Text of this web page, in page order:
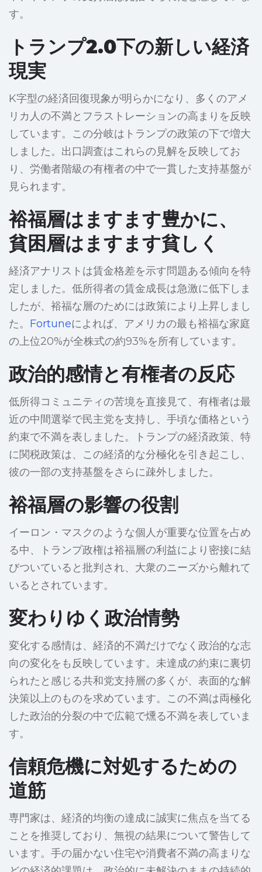
す。
トランプ2.0下の新しい経済
現実
K字型の経済回復現象が明らかになり、多くのアメ
リカ人の不満とフラストレーションの高まりを反映
しています。この分岐はトランプの政策の下で増大
しました。出口調査はこれらの見解を反映してお
り、労働者階級の有権者の中で一貫した支持基盤が
見られます。
裕福層はますます豊かに、
貧困層はますます貧しく
経済アナリストは賃金格差を示す問題ある傾向を特
定しました。低所得者の賃金成長は急激に低下しま
したが、裕福な層のためには政策により上昇しまし
た。 Fortuneによれば、アメリカの最も裕福な家庭
の上位20%が全株式の約93%を所有しています。
政治的感情と有権者の反応
低所得コミュニティの苦境を直接見て、有権者は最
近の中間選挙で民主党を支持し、手頃な価格という
約束で不満を表しました。トランプの経済政策、特
に関税政策は、この経済的な分極化を引き起こし、
彼の一部の支持基盤をさらに疎外しました。
裕福層の影響の役割
イーロン・マスクのような個人が重要な位置を占め
る中、トランプ政権は裕福層の利益により密接に結
びついていると批判され、大衆のニーズから離れて
いるとされています。
変わりゆく政治情勢
変化する感情は、経済的不満だけでなく政治的な志
向の変化をも反映しています。未達成の約束に裏切
られたと感じる共和党支持層の多くが、表面的な解
決策以上のものを求めています。この不満は両極化
した政治的分裂の中で広範で燻る不満を表していま
す。
信頼危機に対処するための
道筋
専門家は、経済的均衡の達成に誠実に焦点を当てる
ことを推奨しており、無視の結果について警告して
います。手の届かない住宅や消費者不満の高まりな